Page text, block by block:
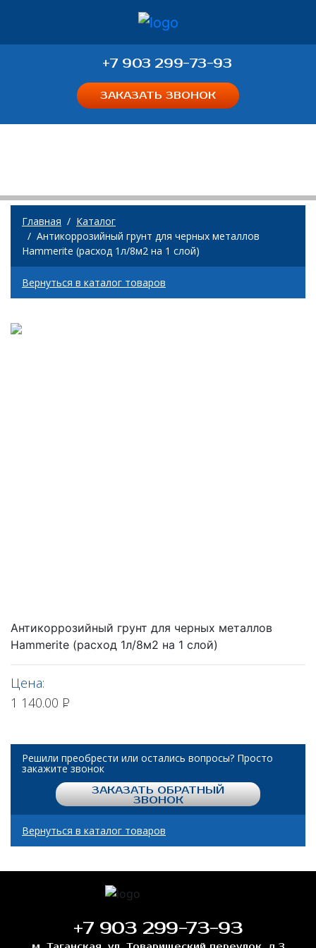
+7 903 299-73-93
ЗАКАЗАТЬ ЗВОНОК
Главная
Каталог
Антикоррозийный грунт для черных металлов
Hammerite (расход 1л/8м2 на 1 слой)
Вернуться в каталог товаров
Антикоррозийный грунт для черных металлов
Hammerite (расход 1л/8м2 на 1 слой)
Цена:
1 140.00 Р
Решили преобрести или остались вопросы? Просто
закажите звонок
ЗАКАЗАТЬ ОБРАТНЫЙ
ЗВОНОК
Вернуться в каталог товаров
+7 903 299-73-93